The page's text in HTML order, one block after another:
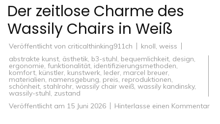
Der zeitlose Charme des
Wassily Chairs in Weiß
Veröffentlicht von criticalthinking911ch knoll, weiss
abstrakte kunst, ästhetik, b3-stuhl, bequemlichkeit, design,
ergonomie, funktionalität, identifizierungsmethoden,
komfort, künstler, kunstwerk, leder, marcel breuer,
materialien, namensgebung, preis, reproduktionen,
schönheit, stahlrohr, wassily chair weiß, wassily kandinsky,
wassily-stuhl, zustand
Veröffentlicht am 15 Juni 2026 Hinterlasse einen Kommentarzu